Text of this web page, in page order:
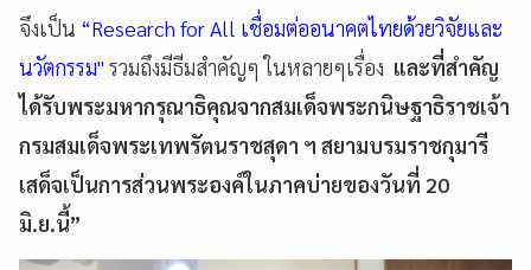
จึงเป็น “Research for All เชื่อมต่ออนาคตไทยด้วยวิจัยและ
นวัตกรรม" รวมถึงมีธีมสำคัญๆ ในหลายๆเรื่อง และที่สำคัญ
ได้รับพระมหากรุณาธิคุณจากสมเด็จพระกนิษฐาธิราชเจ้า
กรมสมเด็จพระเทพรัตนราชสุดา ฯ สยามบรมราชกุมารี
เสด็จเป็นการส่วนพระองค์ในภาคบ่ายของวันที่ 20
มิ.ย.นี้”